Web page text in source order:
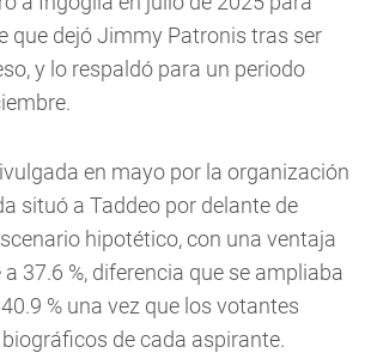
que dejó Jimmy Patronis tras ser
y lo respaldó para un periodo
en mayo por la organización
situó a Taddeo por delante de
hipotético, con una ventaja
a 37.6 %, diferencia que se ampliaba
% una vez que los votantes
de cada aspirante.